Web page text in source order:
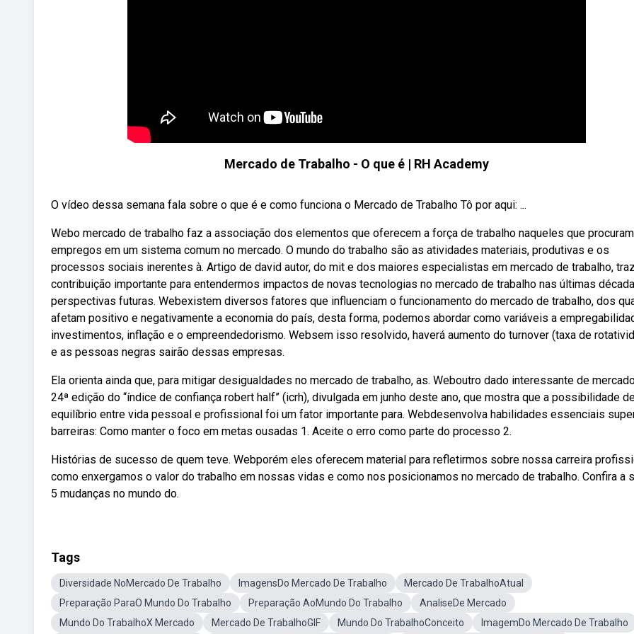
Mercado de Trabalho - O que é | RH Academy
O vídeo dessa semana fala sobre o que é e como funciona o Mercado de Trabalho Tô por aqui: ...
Webo mercado de trabalho faz a associação dos elementos que oferecem a força de trabalho naqueles que procuram
empregos em um sistema comum no mercado. O mundo do trabalho são as atividades materiais, produtivas e os
processos sociais inerentes à. Artigo de david autor, do mit e dos maiores especialistas em mercado de trabalho, traz
contribuição importante para entendermos impactos de novas tecnologias no mercado de trabalho nas últimas
perspectivas futuras. Webexistem diversos fatores que influenciam o funcionamento do mercado de trabalho, dos
afetam positivo e negativamente a economia do país, desta forma, podemos abordar como variáveis a
investimentos, inflação e o empreendedorismo. Websem isso resolvido, haverá aumento do turnover (taxa de
e as pessoas negras sairão dessas empresas.
Ela orienta ainda que, para mitigar desigualdades no mercado de trabalho, as. Weboutro dado interessante de
24ª edição do “índice de confiança robert half” (icrh), divulgada em junho deste ano, que mostra que a possibilidade
equilíbrio entre vida pessoal e profissional foi um fator importante para. Webdesenvolva habilidades essenciais
barreiras: Como manter o foco em metas ousadas 1. Aceite o erro como parte do processo 2.
Histórias de sucesso de quem teve. Webporém eles oferecem material para refletirmos sobre nossa carreira
como enxergamos o valor do trabalho em nossas vidas e como nos posicionamos no mercado de trabalho. Confira a
5 mudanças no mundo do.
Tags
Diversidade NoMercado De Trabalho ImagensDo Mercado De Trabalho
Mercado De TrabalhoAtual
Preparação ParaO Mundo Do Trabalho
Preparação AoMundo Do Trabalho
AnaliseDe Mercado
Mundo Do TrabalhoX Mercado
Mercado De TrabalhoGIF Mundo Do TrabalhoConceito ImagemDo Mercado De Trabalho